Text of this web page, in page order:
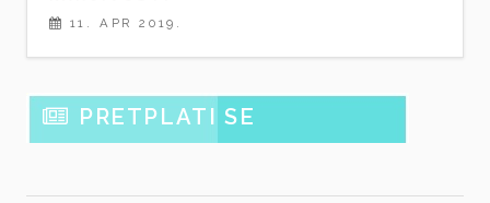
11. APR 2019.
PRETPLATI SE